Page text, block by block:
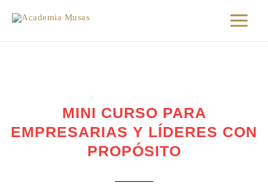
MINI CURSO PARA
EMPRESARIAS Y LÍDERES CON
PROPÓSITO